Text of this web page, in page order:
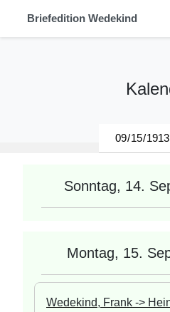
Briefedition Wedekind
Sonntag, 14.
Montag, 15.
Wedekind, Frank ->